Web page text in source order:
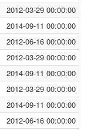
2012-03-29 00:00:00
2014-09-11 00:00:00
2012-06-16 00:00:00
2012-03-29 00:00:00
2014-09-11 00:00:00
2012-03-29 00:00:00
2014-09-11 00:00:00
2012-06-16 00:00:00